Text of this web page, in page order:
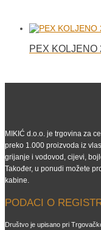
PEX KOLJENO
MIKIĆ d.o.o. je trgovina za
preko 1.000 proizvoda iz
grijanje i vodovod, cijevi,
Također, u ponudi možete
kabine.
PODACI O
Društvo je upisano pri